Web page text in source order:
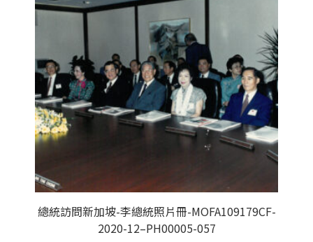
總統訪問新加坡-李總統照片冊-MOFA109179CF-
2020-12–PH00005-057